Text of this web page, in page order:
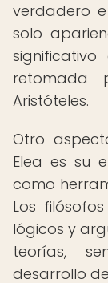
verdadero
solo
retomada
Aristóteles.
Otro
Elea es su
como
Los
lógicos y
teorías,
desarrollo